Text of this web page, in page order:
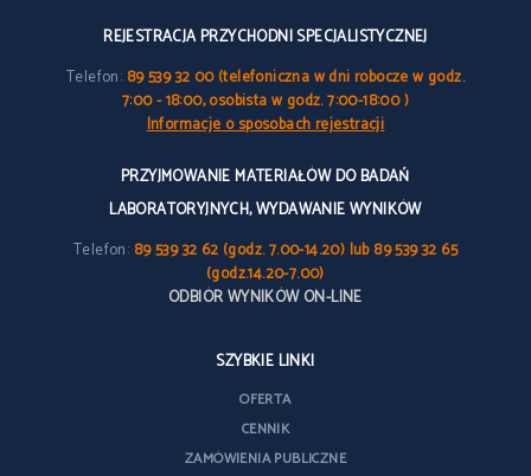
REJESTRACJA PRZYCHODNI SPECJALISTYCZNEJ
Telefon: 89 539 32 00 (telefoniczna w dni robocze w godz.
7:00 - 18:00, osobista w godz. 7:00-18:00 )
Informacje o sposobach rejestracji
PRZYJMOWANIE MATERIAŁÓW DO BADAŃ
LABORATORYJNYCH, WYDAWANIE WYNIKÓW
Telefon: 89 539 32 62 (godz. 7.00-14.20) lub 89 539 32 65
(godz.14.20-7.00)
ODBIÓR WYNIKÓW ON-LINE
SZYBKIE LINKI
OFERTA
CENNIK
ZAMÓWIENIA PUBLICZNE